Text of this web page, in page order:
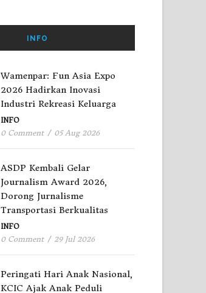
INFO
Wamenpar: Fun Asia Expo
2026 Hadirkan Inovasi
Industri Rekreasi Keluarga
INFO
0 Comment / 05 Aug 2026
ASDP Kembali Gelar
Journalism Award 2026,
Dorong Jurnalisme
Transportasi Berkualitas
INFO
0 Comment / 29 Jul 2026
Peringati Hari Anak Nasional,
KCIC Ajak Anak Peduli